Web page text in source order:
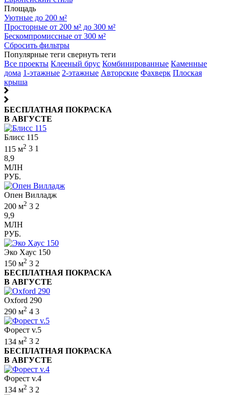
Площадь
Уютные до 200 м²
Просторные от 200 м² до 300 м²
Бескомпромиссные от 300 м²
Сбросить фильтры
Популярные теги свернуть теги
Все проекты Клееный брус Комбинированные Каменные
дома 1-этажные 2-этажные Авторские Фахверк Плоская
крыша
БЕСПЛАТНАЯ ПОКРАСКА
В АВГУСТЕ
Блисс 115
115 м2 3 1
8,9
МЛН
РУБ.
Опен Вилладж
200 м2 3 2
9,9
МЛН
РУБ.
Эко Хаус 150
150 м2 3 2
БЕСПЛАТНАЯ ПОКРАСКА
В АВГУСТЕ
Oxford 290
290 м2 4 3
Форест v.5
134 м2 3 2
БЕСПЛАТНАЯ ПОКРАСКА
В АВГУСТЕ
Форест v.4
134 м2 3 2